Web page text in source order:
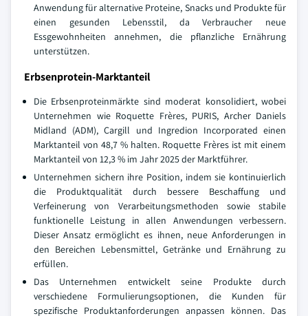
Anwendung für alternative Proteine, Snacks und Produkte für
einen gesunden Lebensstil, da Verbraucher neue
Essgewohnheiten annehmen, die pflanzliche Ernährung
unterstützen.
Erbsenprotein-Marktanteil
Die Erbsenproteinmärkte sind moderat konsolidiert, wobei
Unternehmen wie Roquette Frères, PURIS, Archer Daniels
Midland (ADM), Cargill und Ingredion Incorporated einen
Marktanteil von 48,7 % halten. Roquette Frères ist mit einem
Marktanteil von 12,3 % im Jahr 2025 der Marktführer.
Unternehmen sichern ihre Position, indem sie kontinuierlich
die Produktqualität durch bessere Beschaffung und
Verfeinerung von Verarbeitungsmethoden sowie stabile
funktionelle Leistung in allen Anwendungen verbessern.
Dieser Ansatz ermöglicht es ihnen, neue Anforderungen in
den Bereichen Lebensmittel, Getränke und Ernährung zu
erfüllen.
Das Unternehmen entwickelt seine Produkte durch
verschiedene Formulierungsoptionen, die Kunden für
spezifische Produktanforderungen anpassen können. Das